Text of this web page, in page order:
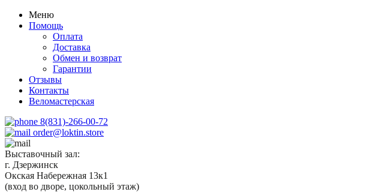
Меню
Помощь
Оплата
Доставка
Обмен и возврат
Гарантии
Отзывы
Контакты
Веломастерская
8(831)-266-00-72
order@loktin.store
Выставочный зал:
г. Дзержинск
Окская Набережная 13к1
(вход во дворе, цокольный этаж)